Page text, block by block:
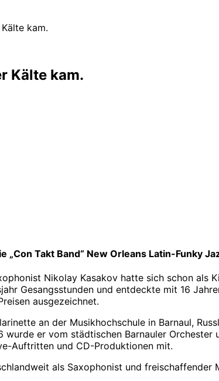
kam.
Kälte kam.
Takt Band“ New Orleans Latin-Funky
Nikolay Kasakov hatte sich schon
Gesangsstunden und entdeckte mit 16
ausgezeichnet.
an der Musikhochschule in Barnaul,
er vom städtischen Barnauler
Auftritten und CD-Produktionen mit.
als Saxophonist und freischaffender